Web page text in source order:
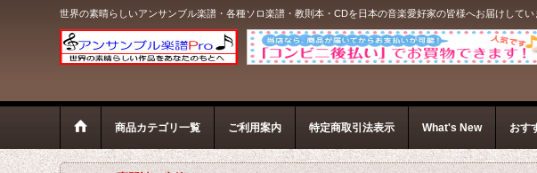
世界の素晴らしいアンサンブル楽譜・各種ソロ楽譜・教則本・CDを日本の音楽愛好家の皆様へお届けしてい
商品カテゴリ一覧 ご利用案内 特定商取引法表示 What's New おす